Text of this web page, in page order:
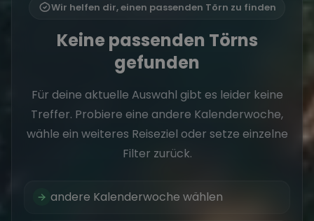
Wir helfen dir, einen passenden Törn zu finden
Keine passenden Törns
gefunden
Für deine aktuelle Auswahl gibt es leider keine
Treffer. Probiere eine andere Kalenderwoche,
wähle ein weiteres Reiseziel oder setze einzelne
Filter zurück.
andere Kalenderwoche wählen